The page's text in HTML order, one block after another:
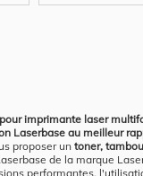
imprimante laser
Laserbase au meilleur
proposer untoner,
de la marque
performantes,